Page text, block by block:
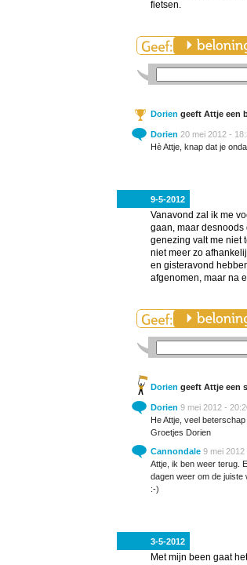
fietsen.
Dorien geeft Attje een
Dorien 20 mei 2012 -
Hè Attje, knap dat je
9-5-2012
Vanavond zal ik me
gaan, maar desnoods
genezing valt me niet
niet meer zo
en gisteravond
afgenomen, maar na
Dorien geeft Attje een
Dorien 9 mei 2012 -
He Attje, veel
Groetjes Dorien
Cannondale 9 mei 2012
Attje, ik ben weer terug.
dagen weer om de juiste
:-)
3-5-2012
Met mijn been gaat